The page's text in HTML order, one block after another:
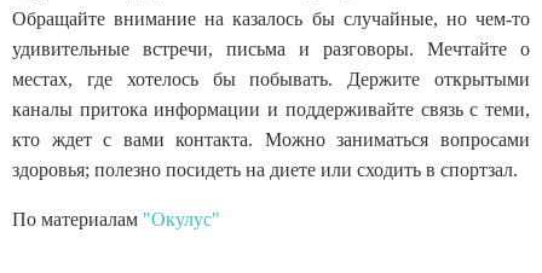
Обращайте внимание на казалось бы случайные, но чем-то
удивительные встречи, письма и разговоры. Мечтайте о
местах, где хотелось бы побывать. Держите открытыми
каналы притока информации и поддерживайте связь с теми,
кто ждет с вами контакта. Можно заниматься вопросами
здоровья; полезно посидеть на диете или сходить в спортзал.
По материалам "Окулус"